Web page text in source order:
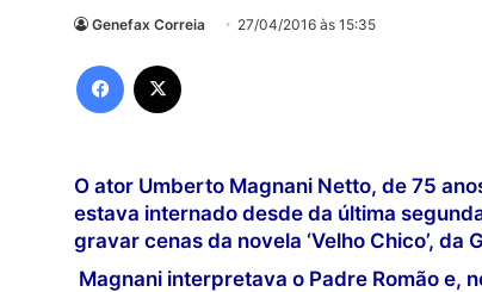
Genefax Correia 27/04/2016 às 15:35
Facebook
O ator Umberto Magnani Netto, de 75
estava internado desde da última
gravar cenas da novela ‘Velho Chico’, da
Magnani interpretava o Padre Romão e,